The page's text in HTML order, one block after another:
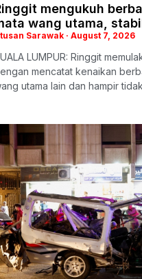
mengukuh
wang utama,
Sarawak August 7, 2026
LUMPUR: Ringgit
mencatat kenaikan
utama lain dan hampir tidak